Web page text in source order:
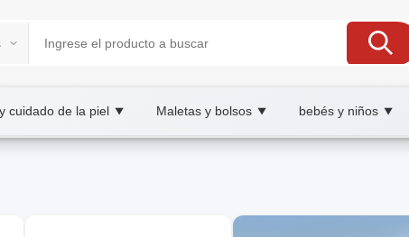
cuidado de la piel ▼ Maletas y bolsos ▼ bebés y niños ▼
B2C Marketplace